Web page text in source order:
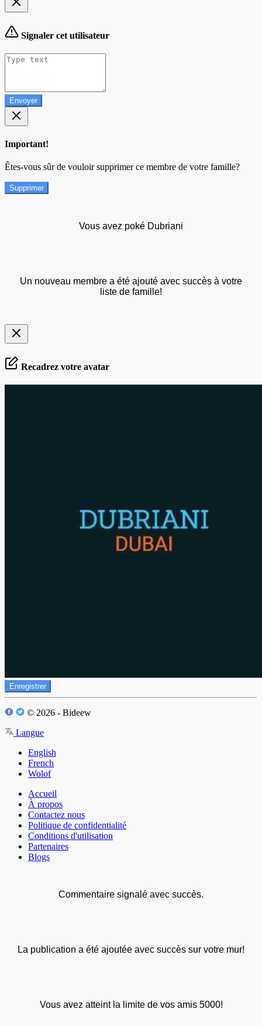
Signaler cet utilisateur
Envoyer
Important!
Êtes-vous sûr de vouloir supprimer ce membre de votre famille?
Supprimer
Vous avez poké Dubriani
Un nouveau membre a été ajouté avec succès à votre
liste de famille!
Recadrez votre avatar
Enregistrer
© 2026 - Bideew
Langue
English
French
Wolof
Accueil
À propos
Contactez nous
Politique de confidentialité
Conditions d'utilisation
Partenaires
Blogs
Commentaire signalé avec succès.
La publication a été ajoutée avec succès sur votre mur!
Vous avez atteint la limite de vos amis 5000!